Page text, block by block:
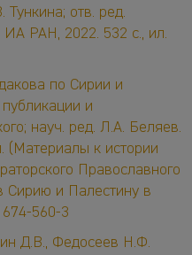
Тункина; отв. ред.
РАН, 2022. 532 с., ил.
по Сирии и
и
науч. ред. Л.А. Беляев.
(Материалы к истории
Православного
Сирию и Палестину в
560-3
Д.В., Федосеев Н.Ф.